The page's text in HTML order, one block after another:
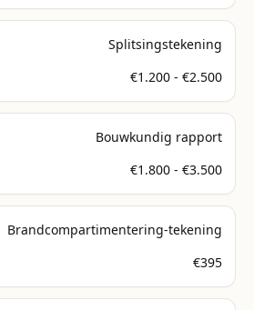
Splitsingstekening
€1.200 - €2.500
Bouwkundig rapport
€1.800 - €3.500
Brandcompartimentering-tekening
€395